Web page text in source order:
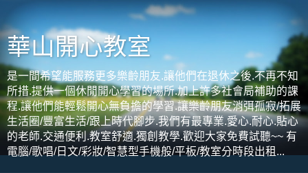
華山開心教室
是一間希望能服務更多樂齡朋友.讓他們在退休之後.不再不知
所措.提供一個休閒開心學習的場所.加上許多社會局補助的課
程.讓他們能輕鬆開心無負擔的學習.讓樂齡朋友消弭孤寂/拓展
生活圈/豐富生活/跟上時代腳步.我們有最專業.愛心.耐心.貼心
的老師.交通便利.教室舒適.獨創教學.歡迎大家免費試聽~~ 有
電腦/歌唱/日文/彩妝/智慧型手機般/平板/教室分時段出租...